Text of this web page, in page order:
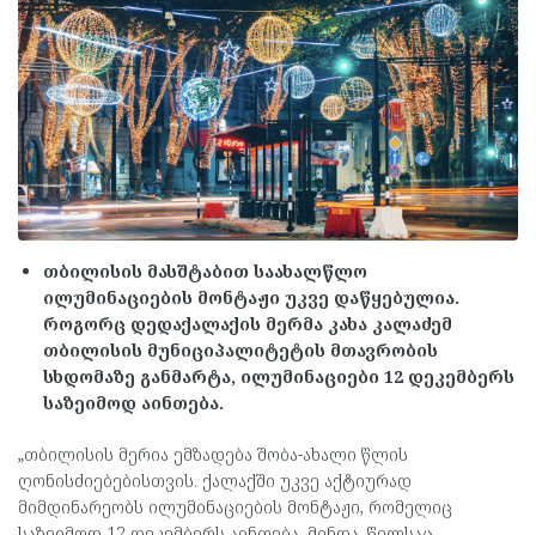
თბილისის მასშტაბით საახალწლო
ილუმინაციების მონტაჟი უკვე დაწყებულია.
როგორც დედაქალაქის მერმა კახა კალაძემ
თბილისის მუნიციპალიტეტის მთავრობის
სხდომაზე განმარტა, ილუმინაციები 12 დეკემბერს
საზეიმოდ აინთება.
„თბილისის მერია ემზადება შობა-ახალი წლის
ღონისძიებებისთვის. ქალაქში უკვე აქტიურად
მიმდინარეობს ილუმინაციების მონტაჟი, რომელიც